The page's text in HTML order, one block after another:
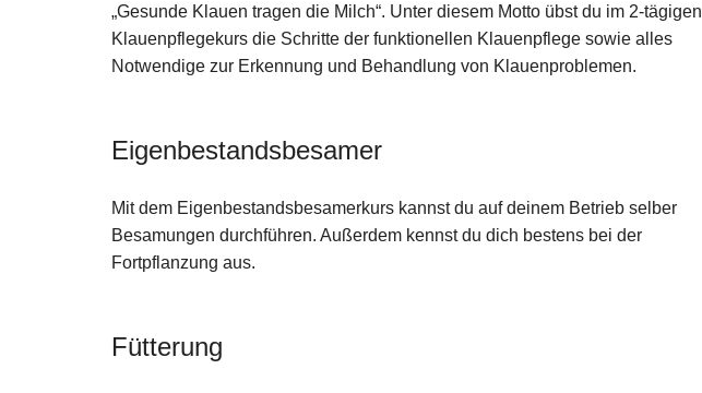
„Gesunde Klauen tragen die Milch“. Unter diesem Motto übst du im 2-tägigen
Klauenpflegekurs die Schritte der funktionellen Klauenpflege sowie alles
Notwendige zur Erkennung und Behandlung von Klauenproblemen.
Eigenbestandsbesamer
Mit dem Eigenbestandsbesamerkurs kannst du auf deinem Betrieb selber
Besamungen durchführen. Außerdem kennst du dich bestens bei der
Fortpflanzung aus.
Fütterung